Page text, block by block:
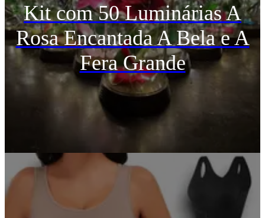
Kit com 50 Luminárias A
Rosa Encantada A Bela e A
Fera Grande